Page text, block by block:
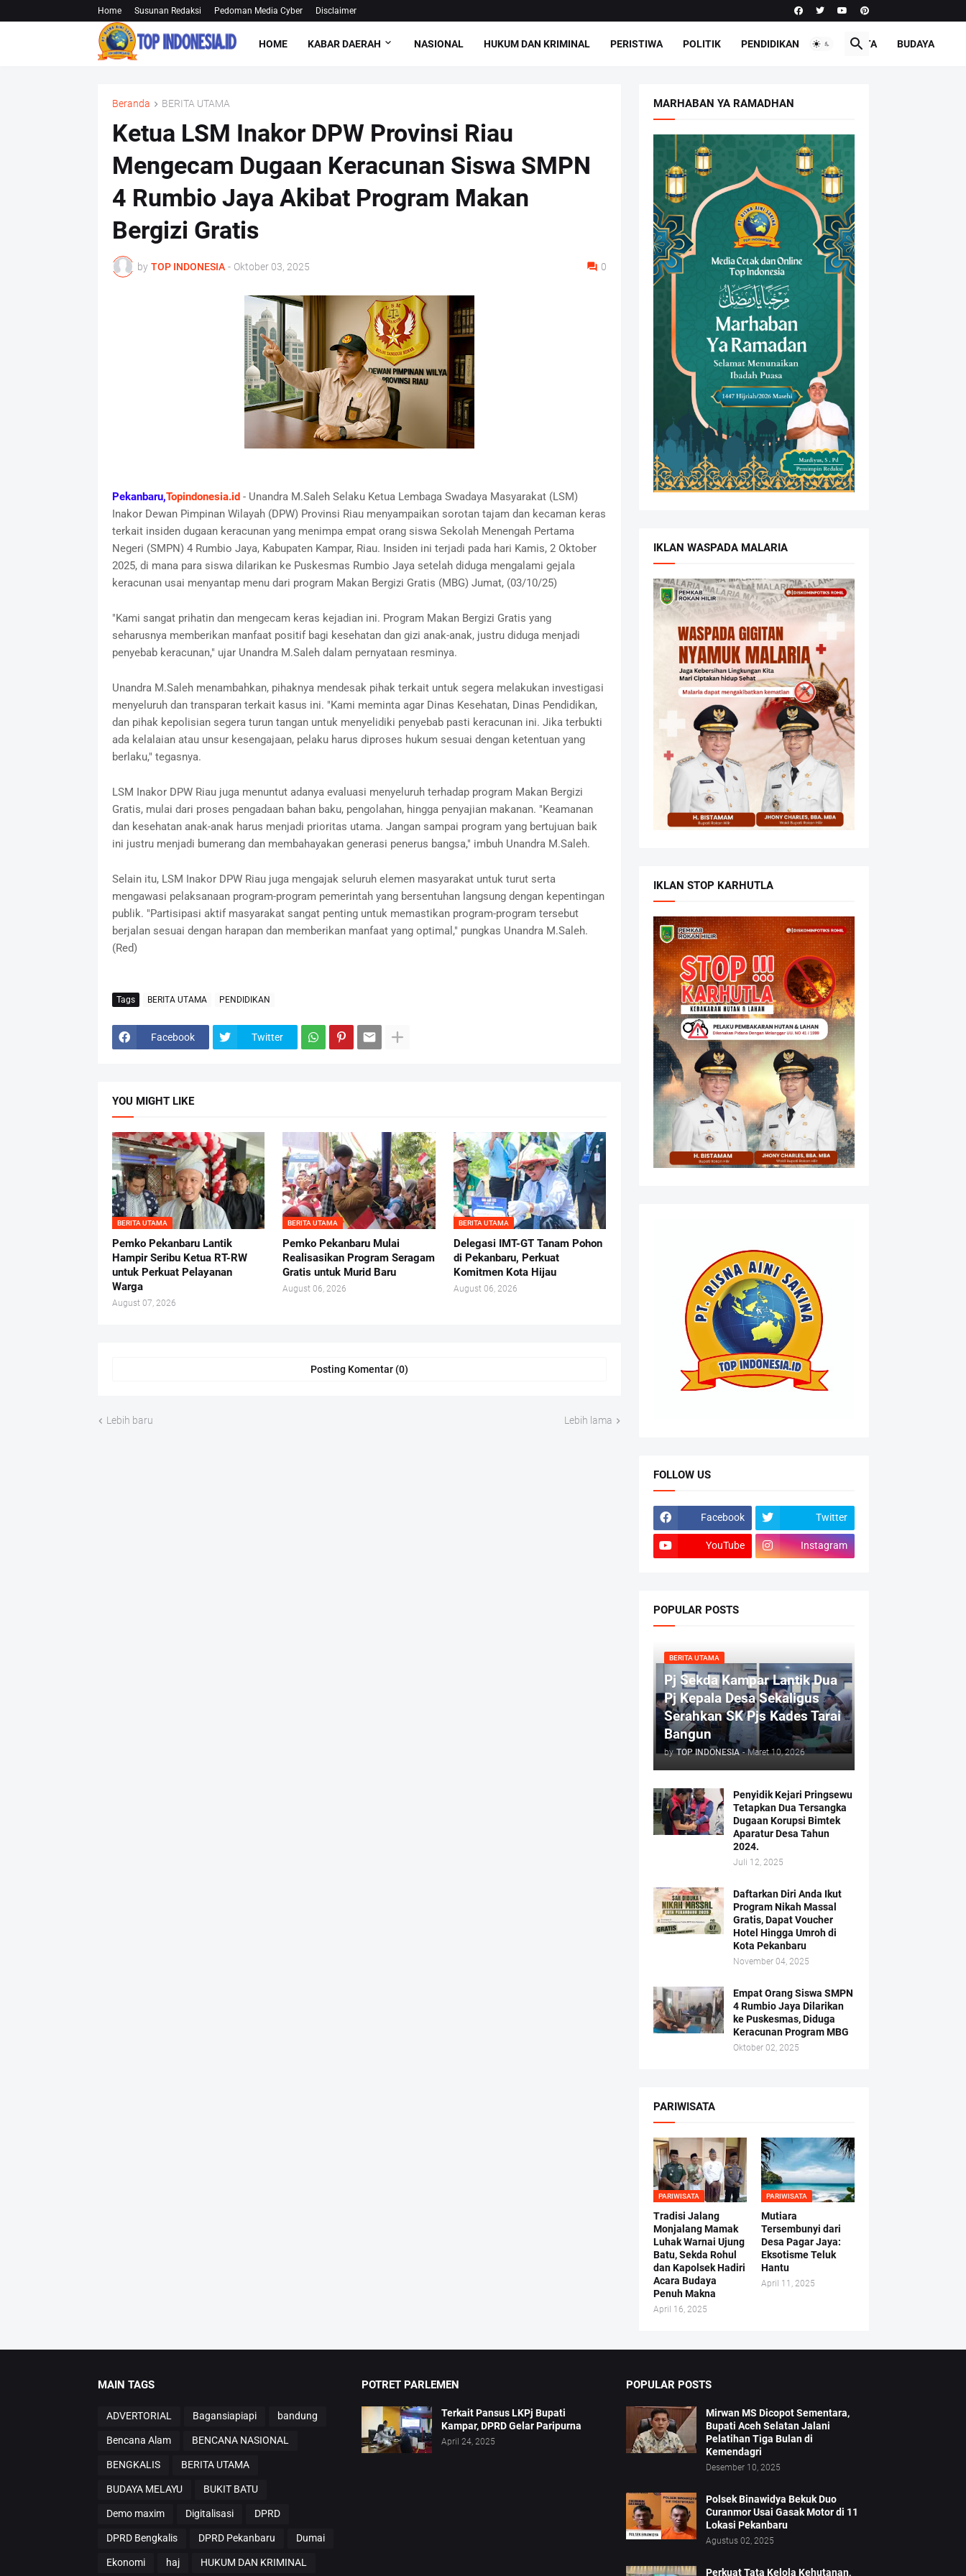
Home Susunan Redaksi Pedoman Media Cyber Disclaimer
HOME KABAR DAERAH NASIONAL HUKUM DAN KRIMINAL PERISTIWA POLITIK PENDIDIKAN PARIWISATA BUDAYA
Beranda BERITA UTAMA
Ketua LSM Inakor DPW Provinsi Riau
Mengecam Dugaan Keracunan Siswa SMPN
4 Rumbio Jaya Akibat Program Makan
Bergizi Gratis
by TOP INDONESIA - Oktober 03, 2025 0
Pekanbaru,Topindonesia.id- Unandra M.Saleh Selaku Ketua Lembaga Swadaya Masyarakat (LSM)
Inakor Dewan Pimpinan Wilayah (DPW) Provinsi Riau menyampaikan sorotan tajam dan kecaman keras
terkait insiden dugaan keracunan yang menimpa empat orang siswa Sekolah Menengah Pertama
Negeri (SMPN) 4 Rumbio Jaya, Kabupaten Kampar, Riau. Insiden ini terjadi pada hari Kamis, 2 Oktober
2025, di mana para siswa dilarikan ke Puskesmas Rumbio Jaya setelah diduga mengalami gejala
keracunan usai menyantap menu dari program Makan Bergizi Gratis (MBG) Jumat, (03/10/25)
"Kami sangat prihatin dan mengecam keras kejadian ini. Program Makan Bergizi Gratis yang
seharusnya memberikan manfaat positif bagi kesehatan dan gizi anak-anak, justru diduga menjadi
penyebab keracunan," ujar Unandra M.Saleh dalam pernyataan resminya.
Unandra M.Saleh menambahkan, pihaknya mendesak pihak terkait untuk segera melakukan investigasi
menyeluruh dan transparan terkait kasus ini. "Kami meminta agar Dinas Kesehatan, Dinas Pendidikan,
dan pihak kepolisian segera turun tangan untuk menyelidiki penyebab pasti keracunan ini. Jika terbukti
ada kelalaian atau unsur kesengajaan, pelaku harus diproses hukum sesuai dengan ketentuan yang
berlaku," tegasnya.
LSM Inakor DPW Riau juga menuntut adanya evaluasi menyeluruh terhadap program Makan Bergizi
Gratis, mulai dari proses pengadaan bahan baku, pengolahan, hingga penyajian makanan. "Keamanan
dan kesehatan anak-anak harus menjadi prioritas utama. Jangan sampai program yang bertujuan baik
ini justru menjadi bumerang dan membahayakan generasi penerus bangsa," imbuh Unandra M.Saleh.
Selain itu, LSM Inakor DPW Riau juga mengajak seluruh elemen masyarakat untuk turut serta
mengawasi pelaksanaan program-program pemerintah yang bersentuhan langsung dengan kepentingan
publik. "Partisipasi aktif masyarakat sangat penting untuk memastikan program-program tersebut
berjalan sesuai dengan harapan dan memberikan manfaat yang optimal," pungkas Unandra M.Saleh.
(Red)
Tags BERITA UTAMA PENDIDIKAN
Facebook Twitter
YOU MIGHT LIKE
BERITA UTAMA
Pemko Pekanbaru Lantik
Hampir Seribu Ketua RT-RW
untuk Perkuat Pelayanan
Warga
August 07, 2026
BERITA UTAMA
Pemko Pekanbaru Mulai
Realisasikan Program Seragam
Gratis untuk Murid Baru
August 06, 2026
BERITA UTAMA
Delegasi IMT-GT Tanam Pohon
di Pekanbaru, Perkuat
Komitmen Kota Hijau
August 06, 2026
Posting Komentar (0)
Lebih baru Lebih lama
MARHABAN YA RAMADHAN
IKLAN WASPADA MALARIA
IKLAN STOP KARHUTLA
FOLLOW US
Facebook Twitter
YouTube Instagram
POPULAR POSTS
BERITA UTAMA
Pj Sekda Kampar Lantik Dua
Pj Kepala Desa Sekaligus
Serahkan SK Pjs Kades Tarai
Bangun
by TOP INDONESIA - Maret 10, 2026
Penyidik Kejari Pringsewu
Tetapkan Dua Tersangka
Dugaan Korupsi Bimtek
Aparatur Desa Tahun
2024.
Juli 12, 2025
Daftarkan Diri Anda Ikut
Program Nikah Massal
Gratis, Dapat Voucher
Hotel Hingga Umroh di
Kota Pekanbaru
November 04, 2025
Empat Orang Siswa SMPN
4 Rumbio Jaya Dilarikan
ke Puskesmas, Diduga
Keracunan Program MBG
Oktober 02, 2025
PARIWISATA
PARIWISATA
Tradisi Jalang
Monjalang Mamak
Luhak Warnai Ujung
Batu, Sekda Rohul
dan Kapolsek Hadiri
Acara Budaya
Penuh Makna
April 16, 2025
PARIWISATA
Mutiara
Tersembunyi dari
Desa Pagar Jaya:
Eksotisme Teluk
Hantu
April 11, 2025
MAIN TAGS
ADVERTORIAL Bagansiapiapi bandung
Bencana Alam BENCANA NASIONAL
BENGKALIS BERITA UTAMA
BUDAYA MELAYU BUKIT BATU
Demo maxim Digitalisasi DPRD
DPRD Bengkalis DPRD Pekanbaru Dumai
Ekonomi haj HUKUM DAN KRIMINAL
POTRET PARLEMEN
Terkait Pansus LKPj Bupati
Kampar, DPRD Gelar Paripurna
April 24, 2025
POPULAR POSTS
Mirwan MS Dicopot Sementara,
Bupati Aceh Selatan Jalani
Pelatihan Tiga Bulan di
Kemendagri
Desember 10, 2025
Polsek Binawidya Bekuk Duo
Curanmor Usai Gasak Motor di 11
Lokasi Pekanbaru
Agustus 02, 2025
Perkuat Tata Kelola Kehutanan,